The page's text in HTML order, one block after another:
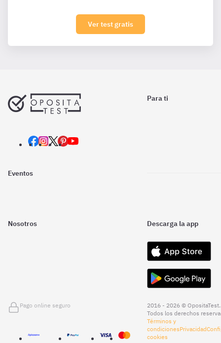
Ver test gratis
Para ti
Eventos
Nosotros Descarga la app
Pago online seguro
2016 - 2026 © OpositaTest.
Todos los derechos
Términos y
condicionesPrivacidad
cookies